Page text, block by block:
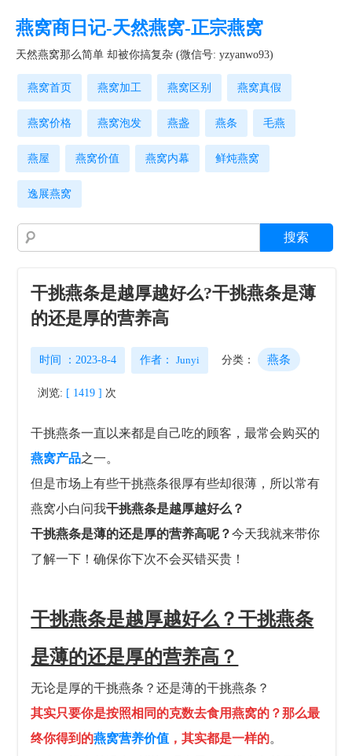
燕窝商日记-天然燕窝-正宗燕窝
天然燕窝那么简单 却被你搞复杂 (微信号: yzyanwo93)
燕窝首页 燕窝加工 燕窝区别 燕窝真假
燕窝价格 燕窝泡发 燕盏 燕条 毛燕
燕屋 燕窝价值 燕窝内幕 鲜炖燕窝
逸展燕窝
干挑燕条是越厚越好么?干挑燕条是薄
的还是厚的营养高
时间 ：2023-8-4 作者：Junyi 分类： 燕条
浏览: [ 1419 ] 次
干挑燕条一直以来都是自己吃的顾客，最常会购买的
燕窝产品之一。
但是市场上有些干挑燕条很厚有些却很薄，所以常有
燕窝小白问我干挑燕条是越厚越好么？
干挑燕条是薄的还是厚的营养高呢？今天我就来带你
了解一下！确保你下次不会买错买贵！
干挑燕条是越厚越好么？干挑燕条
是薄的还是厚的营养高？
无论是厚的干挑燕条？还是薄的干挑燕条？
其实只要你是按照相同的克数去食用燕窝的？那么最
终你得到的燕窝营养价值 ，其实都是一样的。